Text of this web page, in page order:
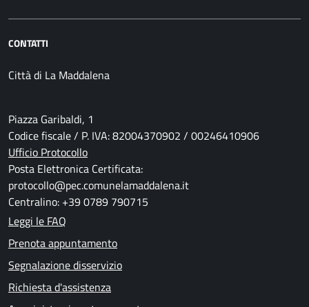
CONTATTI
Città di La Maddalena
Piazza Garibaldi, 1
Codice fiscale / P. IVA: 82004370902 / 00246410906
Ufficio Protocollo
Posta Elettronica Certificata:
protocollo@pec.comunelamaddalena.it
Centralino: +39 0789 790715
Leggi le FAQ
Prenota appuntamento
Segnalazione disservizio
Richiesta d'assistenza